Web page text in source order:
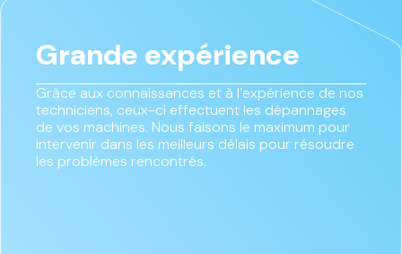
Grande expérience
Grâce aux connaissances et à l’expérience de nos
techniciens, ceux-ci effectuent les dépannages
de vos machines. Nous faisons le maximum pour
intervenir dans les meilleurs délais pour résoudre
les problèmes rencontrés.